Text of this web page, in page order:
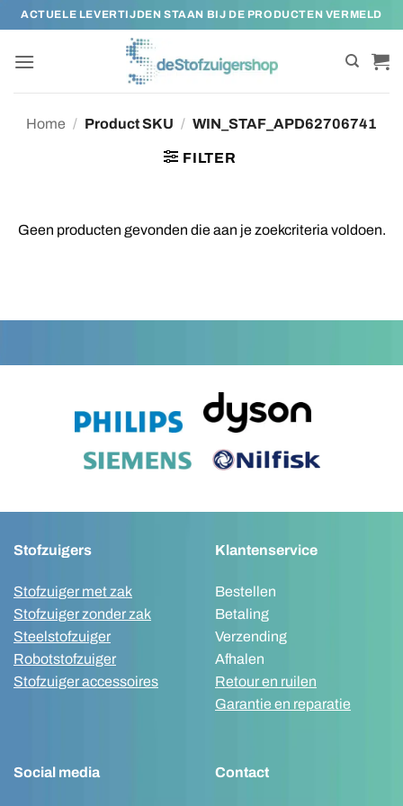
naar
inhoud
ACTUELE LEVERTIJDEN STAAN BIJ DE PRODUCTEN VERMELD
Home / Product SKU / WIN_STAF_APD62706741
FILTER
Geen producten gevonden die aan je zoekcriteria voldoen.
Stofzuigers
Stofzuiger met zak
Stofzuiger zonder zak
Steelstofzuiger
Robotstofzuiger
Stofzuiger accessoires
Klantenservice
Bestellen
Betaling
Verzending
Afhalen
Retour en ruilen
Garantie en reparatie
Social media Contact